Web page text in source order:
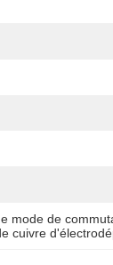
mode de
cuivre